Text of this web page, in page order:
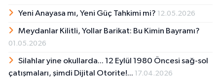
Yeni Anayasa mı, Yeni Güç Tahkimi mi? 12.05.2026
Meydanlar Kilitli, Yollar Barikat: Bu Kimin Bayramı?
01.05.2026
Silahlar yine okullarda... 12 Eylül 1980 Öncesi sağ-sol
çatışmaları, şimdi Dijital Otorite!... 17.04.2026